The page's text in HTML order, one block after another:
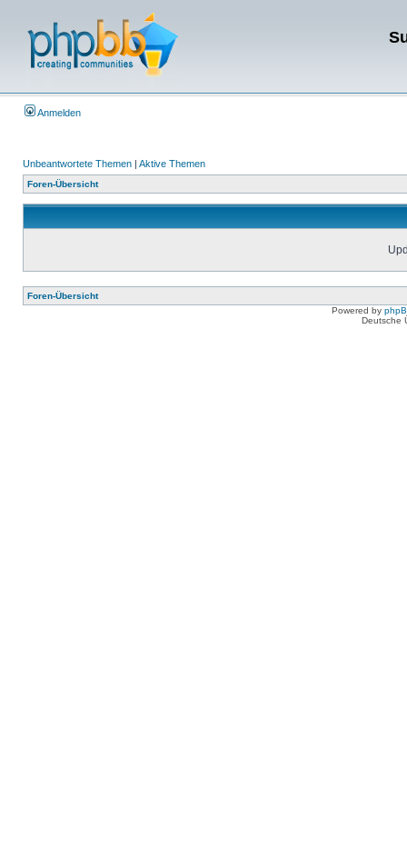
Anmelden
Unbeantwortete Themen | Aktive Themen
Foren-Übersicht
Foren-Übersicht
Powered by
Deutsche